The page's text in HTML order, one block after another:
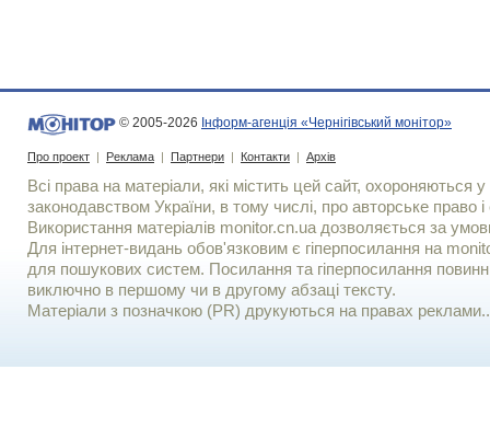
© 2005-2026 Інформ-агенція «Чернігівський монітор»
Про проект | Реклама | Партнери | Контакти | Архів
Всі права на матеріали, які містить цей сайт, охороняються у
законодавством України, в тому числі, про авторське право і
Використання матерiалiв monitor.cn.ua дозволяється за
Для iнтернет-видань обов'язковим є гiперпосилання на
для пошукових систем. Посилання та гіперпосилання
виключно в першому чи в другому абзаці тексту.
Матеріали з позначкою (PR) друкуються на правах реклами..